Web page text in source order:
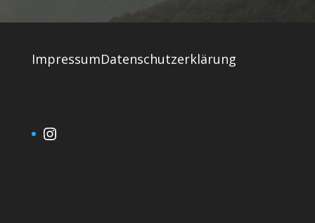
ImpressumDatenschutzerklärung
Instagram lerne-zu-lernen